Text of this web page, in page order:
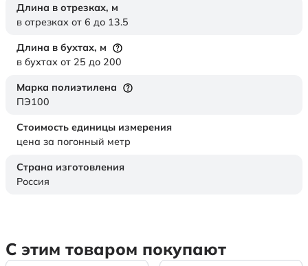
Длина в отрезках, м
в отрезках от 6 до 13.5
Длина в бухтах, м
в бухтах от 25 до 200
Марка полиэтилена
ПЭ100
Стоимость единицы измерения
цена за погонный метр
Страна изготовления
Россия
С этим товаром покупают